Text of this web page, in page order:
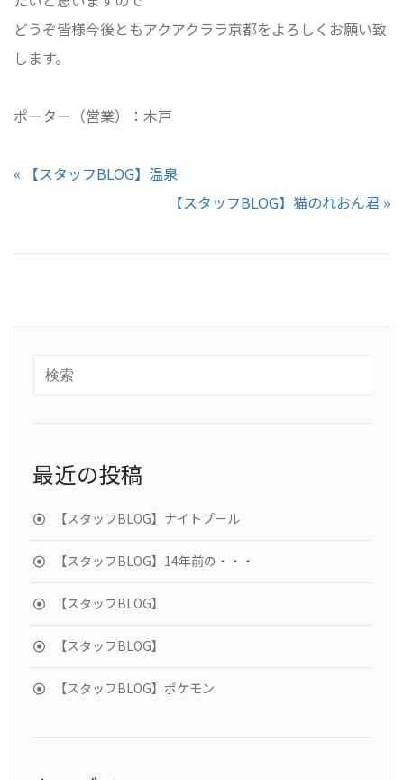
どうぞ皆様今後ともアクアクララ京都をよろしくお願い致
します。
ポーター（営業）：木戸
« 【スタッフBLOG】温泉
【スタッフBLOG】猫のれおん君 »
最近の投稿
【スタッフBLOG】ナイトプール
【スタッフBLOG】14年前の・・・
【スタッフBLOG】
【スタッフBLOG】
【スタッフBLOG】ポケモン